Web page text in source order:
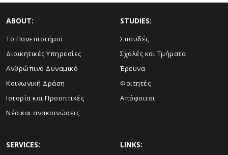
ABOUT:
Το Πανεπιστήμιο
Διοικητικές Υπηρεσίες
Ανθρώπινο Δυναμικό
Κοινωνική Δράση
Ιστορία και Προοπτικές
Νέα και ανακοινώσεις
STUDIES:
Σπουδές
Σχολές και Τμήματα
Έρευνα
Φοιτητές
Απόφοιτοι
SERVICES: LINKS: